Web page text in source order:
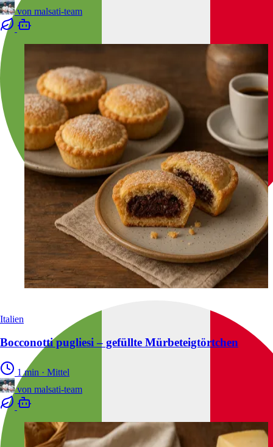
von malsati-team
Italien
Bocconotti pugliesi – gefüllte Mürbeteigtörtchen
1 min · Mittel
von malsati-team